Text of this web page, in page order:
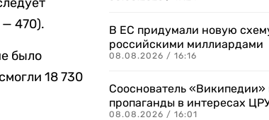
— 470).
было
18 730
В ЕС придумали новую
российскими миллиардами
08.08.2026 / 16:16
Сооснователь «Википедии»
пропаганды в интересах
08.08.2026 / 16:01